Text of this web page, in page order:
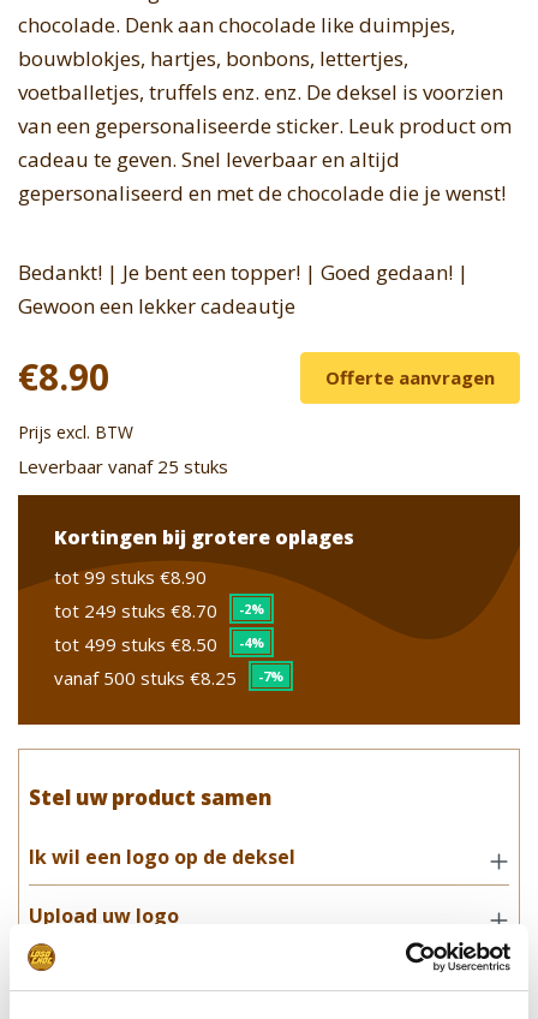
chocolade. Denk aan chocolade like duimpjes,
bouwblokjes, hartjes, bonbons, lettertjes,
voetballetjes, truffels enz. enz. De deksel is voorzien
van een gepersonaliseerde sticker. Leuk product om
cadeau te geven. Snel leverbaar en altijd
gepersonaliseerd en met de chocolade die je wenst!
Bedankt! | Je bent een topper! | Goed gedaan! |
Gewoon een lekker cadeautje
€8.90 Offerte aanvragen
Prijs excl. BTW
Leverbaar vanaf 25 stuks
Kortingen bij grotere oplages
tot 99 stuks €8.90
tot 249 stuks €8.70 -2%
tot 499 stuks €8.50 -4%
vanaf 500 stuks €8.25 -7%
Stel uw product samen
Ik wil een logo op de deksel
Upload uw logo
Leverdatum